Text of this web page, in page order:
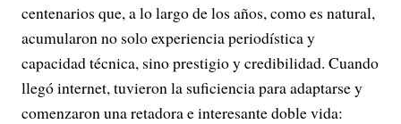
centenarios que, a lo largo de los años, como es natural,
acumularon no solo experiencia periodística y
capacidad técnica, sino prestigio y credibilidad. Cuando
llegó internet, tuvieron la suficiencia para adaptarse y
comenzaron una retadora e interesante doble vida: